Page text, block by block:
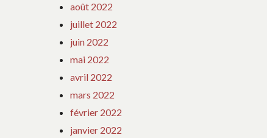
août 2022
juillet 2022
juin 2022
mai 2022
avril 2022
mars 2022
février 2022
janvier 2022